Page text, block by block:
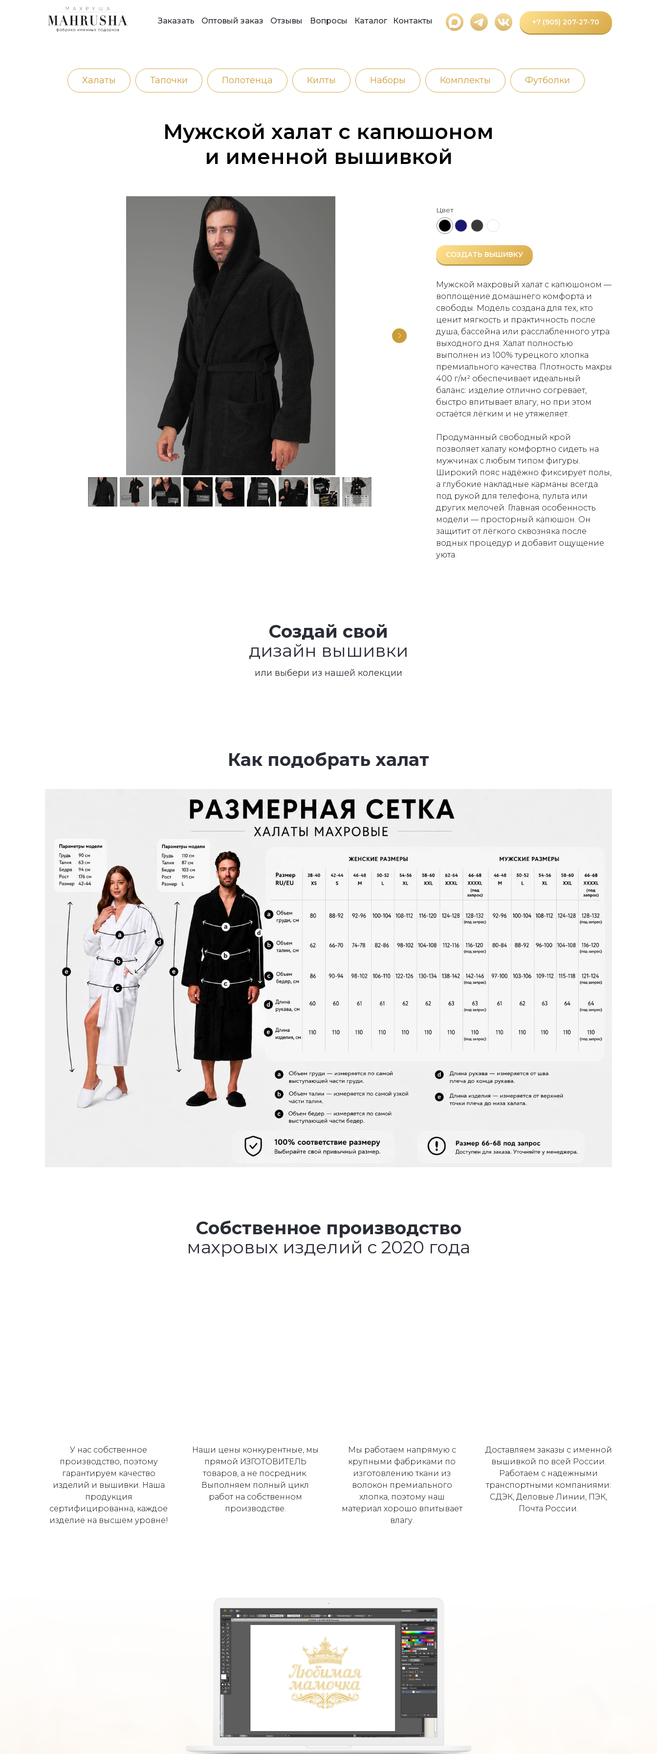
+7 (905) 207-27-70
Контакты
Каталог
Вопросы
Отзывы
Оптовый заказ
Заказать
Халаты Тапочки Полотенца Килты Наборы Комплекты Футболки
Мужской халат с капюшоном
и именной вышивкой
Цвет
СОЗДАТЬ ВЫШИВКУ
Мужской махровый халат с капюшоном —
воплощение домашнего комфорта и
свободы. Модель создана для тех, кто
ценит мягкость и практичность после
душа, бассейна или расслабленного утра
выходного дня. Халат полностью
выполнен из 100% турецкого хлопка
премиального качества. Плотность махры
400 г/м² обеспечивает идеальный
баланс: изделие отлично согревает,
быстро впитывает влагу, но при этом
остаётся лёгким и не утяжеляет.
Продуманный свободный крой
позволяет халату комфортно сидеть на
мужчинах с любым типом фигуры.
Широкий пояс надёжно фиксирует полы,
а глубокие накладные карманы всегда
под рукой для телефона, пульта или
других мелочей. Главная особенность
модели — просторный капюшон. Он
защитит от лёгкого сквозняка после
водных процедур и добавит ощущение
уюта.
Создай свой
дизайн вышивки
или выбери из нашей колекции
Как подобрать халат
Собственное производство
махровых изделий с 2020 года
У нас собственное
производство, поэтому
гарантируем качество
изделий и вышивки. Наша
продукция
сертифицированна, каждое
изделие на высшем уровне!
Наши цены конкурентные, мы
прямой ИЗГОТОВИТЕЛЬ
товаров, а не посредник.
Выполняем полный цикл
работ на собственном
производстве.
Мы работаем напрямую с
крупными фабриками по
изготовлению ткани из
волокон премиального
хлопка, поэтому наш
материал хорошо впитывает
влагу.
Доставляем заказы с именной
вышивкой по всей России.
Работаем с надежными
транспортными компаниями:
СДЭК, Деловые Линии, ПЭК,
Почта России.